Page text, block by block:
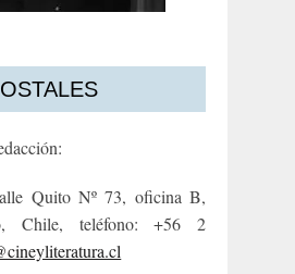
Quito Nº 73, oficina B,
Chile, teléfono: +56 2